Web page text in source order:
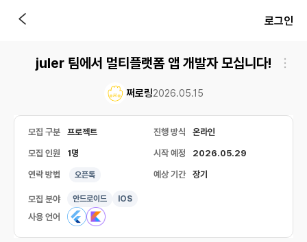
로그인
juler 팀에서 멀티플랫폼 앱 개발자 모십니다!
쩌로링2026.05.15
모집 구분 프로젝트 진행 방식 온라인
모집 인원 1명 시작 예정 2026.05.29
연락 방법 오픈톡 예상 기간 장기
모집 분야 안드로이드 IOS
사용 언어